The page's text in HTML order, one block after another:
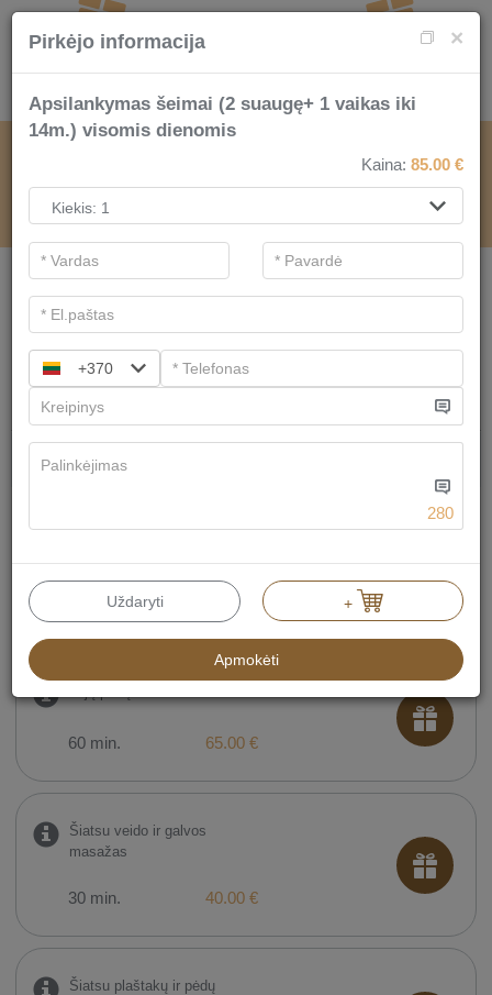
.
Dovanų kuponų taisyklės
Pagrindiniai filtrai SPA kategorijos
Turime4pasiūlymų
90 min. 95.00 €
60 min. 65.00 €
Šiatsu veido ir galvos
masažas
30 min. 40.00 €
Šiatsu plaštakų ir pėdų
×
Pirkėjo informacija
Apsilankymas šeimai (2 suaugę+ 1 vaikas iki
14m.) visomis dienomis
Kaina: 85.00 €
+370
280
Uždaryti +
Apmokėti